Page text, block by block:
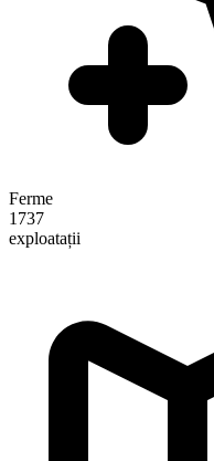
Ferme
1737
exploatații